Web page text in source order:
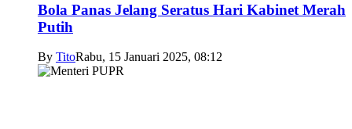
Bola Panas Jelang Seratus Hari Kabinet Merah
Putih
By TitoRabu, 15 Januari 2025, 08:12